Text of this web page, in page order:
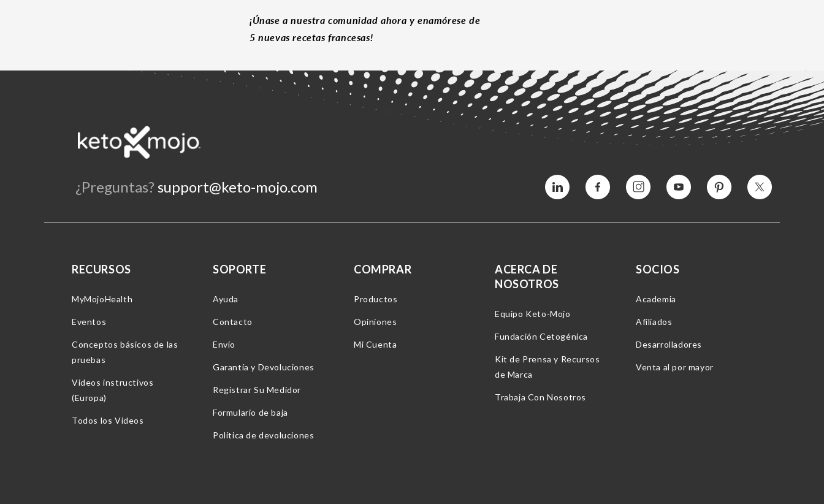
¡Únase a nuestra comunidad ahora y enamórese de
5 nuevas recetas francesas!
¿Preguntas? support@keto-mojo.com Vimeo Facebook InstagramYouTube Pinterest Twitter
RECURSOS
MyMojoHealth
Eventos
Conceptos básicos de las
pruebas
Videos instructivos
(Europa)
Todos los Videos
SOPORTE
Ayuda
Contacto
Envío
Garantía y Devoluciones
Registrar Su Medidor
Formulario de baja
Política de devoluciones
COMPRAR
Productos
Opiniones
Mi Cuenta
ACERCA DE
NOSOTROS
Equipo Keto-Mojo
Fundación Cetogénica
Kit de Prensa y Recursos
de Marca
Trabaja Con Nosotros
SOCIOS
Academia
Afiliados
Desarrolladores
Venta al por mayor